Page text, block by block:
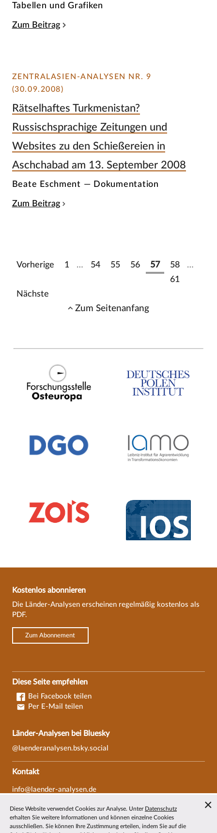
Tabellen und Grafiken
Zum Beitrag
ZENTRALASIEN-ANALYSEN NR. 9
(30.09.2008)
Rätselhaftes Turkmenistan?
Russischsprachige Zeitungen und
Websites zu den Schießereien in
Aschchabad am 13. September 2008
Beate Eschment — Dokumentation
Zum Beitrag
Vorherige 1 … 54 55 56 57 58
…
61
Nächste
Zum Seitenanfang
Kostenlos abonnieren
Die Länder-Analysen erscheinen regelmäßig kostenlos als
PDF.
Zum Abonnement
Diese Seite empfehlen
Bei Facebook teilen
Per E-Mail teilen
Länder-Analysen bei Bluesky
@laenderanalysen.bsky.social
Kontakt
info@laender-analysen.de
Fax: 0421/218-69607
Redaktionen
Diese Website verwendet Cookies zur Analyse. Unter Datenschutz
erhalten Sie weitere Informationen und können einzelne Cookies
ausschließen. Sie können Ihre Zustimmung erteilen, indem Sie auf die